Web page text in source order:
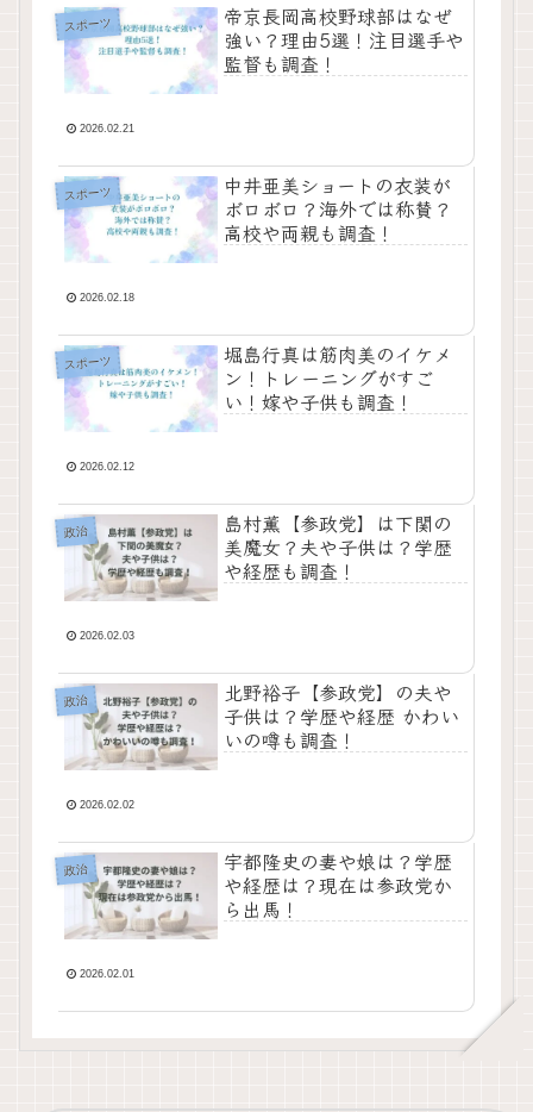
スポーツ
帝京長岡高校野球部はなぜ
強い？理由5選！注目選手や
監督も調査！
2026.02.21
スポーツ
中井亜美ショートの衣装が
ボロボロ？海外では称賛？
高校や両親も調査！
2026.02.18
スポーツ
堀島行真は筋肉美のイケメ
ン！トレーニングがすご
い！嫁や子供も調査！
2026.02.12
政治
島村薫【参政党】は下関の
美魔女？夫や子供は？学歴
や経歴も調査！
2026.02.03
政治
北野裕子【参政党】の夫や
子供は？学歴や経歴 かわい
いの噂も調査！
2026.02.02
政治
宇都隆史の妻や娘は？学歴
や経歴は？現在は参政党か
ら出馬！
2026.02.01